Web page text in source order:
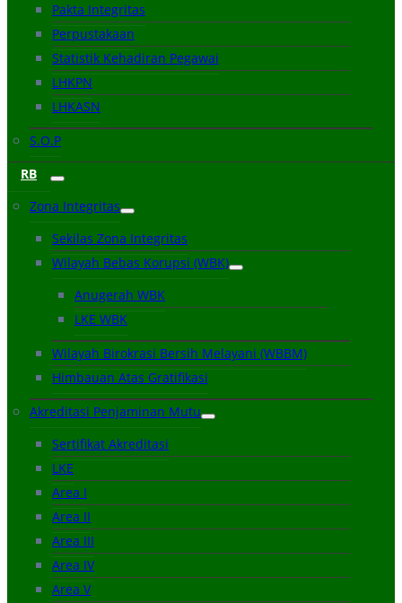
Pakta Integritas
Perpustakaan
Statistik Kehadiran Pegawai
LHKPN
LHKASN
S.O.P
RB
Zona Integritas
Sekilas Zona Integritas
Wilayah Bebas Korupsi (WBK)
Anugerah WBK
LKE WBK
Wilayah Birokrasi Bersih Melayani (WBBM)
Himbauan Atas Gratifikasi
Akreditasi Penjaminan Mutu
Sertifikat Akreditasi
LKE
Area I
Area II
Area III
Area IV
Area V